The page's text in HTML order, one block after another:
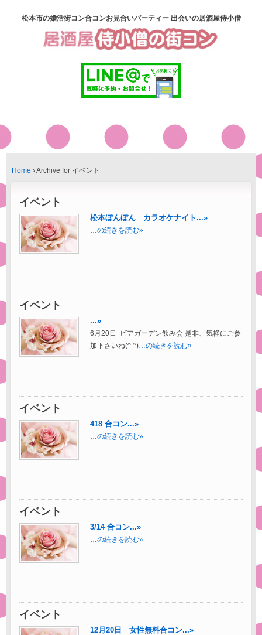
松本市の婚活街コン合コンお見合いパーティー 出会いの居酒屋侍小僧
Home ›Archive for イベント
イベント
松本ぼんぼん カラオケナイト...»
…の続きを読む»
イベント
...»
6月20日 ビアガーデン飲み会 是非、気軽にご参
加下さいね(^ ^)…の続きを読む»
イベント
418 合コン...»
…の続きを読む»
イベント
3/14 合コン...»
…の続きを読む»
イベント
12月20日 女性無料合コン...»